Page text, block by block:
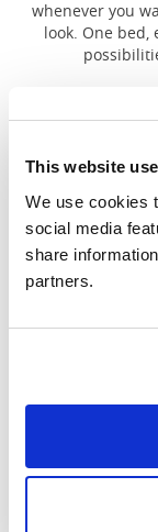
This website
We use cookies
social media
share
partners.
whenever you
look. One bed,